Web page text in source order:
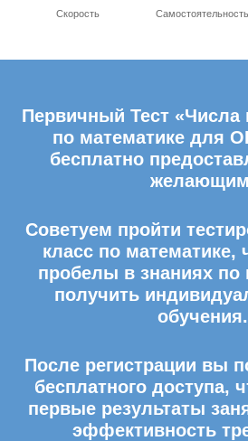
Скорость Самостоятельность
Первичный Тест
по математике для
бесплатно
Советуем пройти
класс по математике,
пробелы в знаниях по
получить
обучения.
После регистрации вы
бесплатного доступа,
первые результаты
эффективность